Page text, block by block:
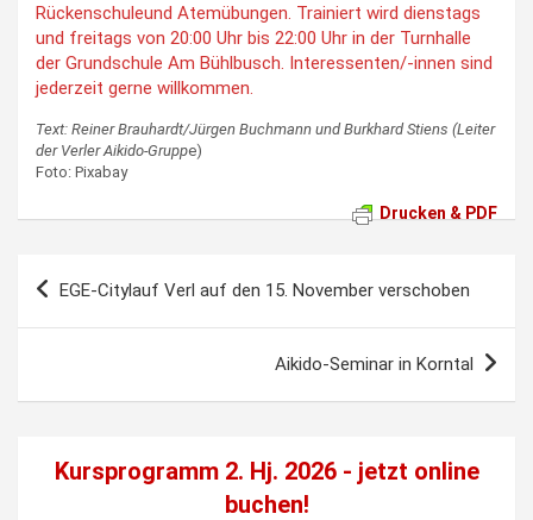
Rückenschuleund Atemübungen. Trainiert wird dienstags
und freitags von 20:00 Uhr bis 22:00 Uhr in der Turnhalle
der Grundschule Am Bühlbusch. Interessenten/-innen sind
jederzeit gerne willkommen.
Text: Reiner Brauhardt/Jürgen Buchmann und Burkhard Stiens (Leiter
der Verler Aikido-Gruppe)
Foto: Pixabay
Drucken & PDF
Beitragsnavigation
EGE-Citylauf Verl auf den 15. November verschoben
Aikido-Seminar in Korntal
Kursprogramm 2. Hj. 2026 - jetzt online
buchen!